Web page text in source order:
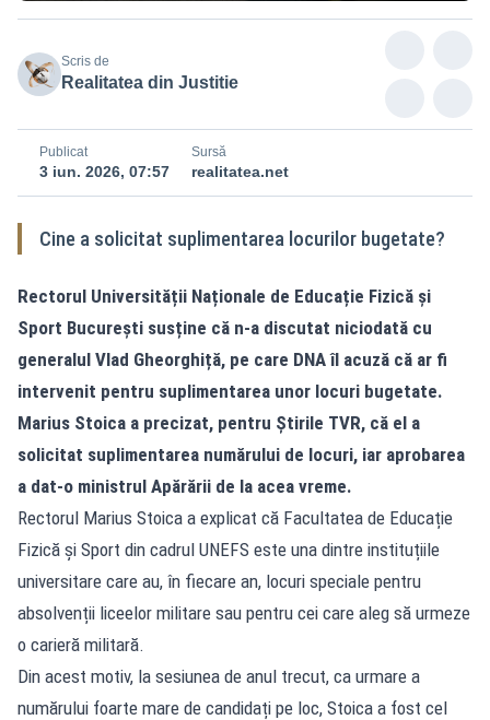
Scris de
Realitatea din Justitie
Publicat
3 iun. 2026, 07:57
Sursă
realitatea.net
Cine a solicitat suplimentarea locurilor bugetate?
Rectorul Universității Naționale de Educație Fizică și
Sport București susține că n-a discutat niciodată cu
generalul Vlad Gheorghiță, pe care DNA îl acuză că ar fi
intervenit pentru suplimentarea unor locuri bugetate.
Marius Stoica a precizat, pentru Știrile TVR, că el a
solicitat suplimentarea numărului de locuri, iar aprobarea
a dat-o ministrul Apărării de la acea vreme.
Rectorul Marius Stoica a explicat că Facultatea de Educație
Fizică și Sport din cadrul UNEFS este una dintre instituțiile
universitare care au, în fiecare an, locuri speciale pentru
absolvenții liceelor militare sau pentru cei care aleg să urmeze
o carieră militară.
Din acest motiv, la sesiunea de anul trecut, ca urmare a
numărului foarte mare de candidați pe loc, Stoica a fost cel